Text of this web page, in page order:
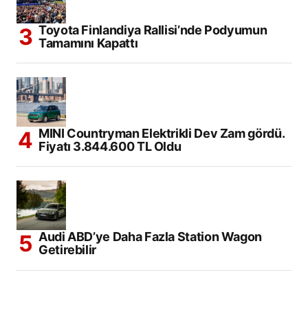
Toyota Finlandiya Rallisi’nde Podyumun
Tamamını Kapattı
MINI Countryman Elektrikli Dev Zam gördü.
Fiyatı 3.844.600 TL Oldu
Audi ABD’ye Daha Fazla Station Wagon
Getirebilir